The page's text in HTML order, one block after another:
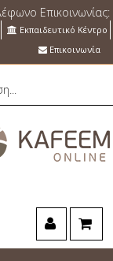
Επικοινωνίας:
Εκπαιδευτικό Κέντρο
Επικοινωνία